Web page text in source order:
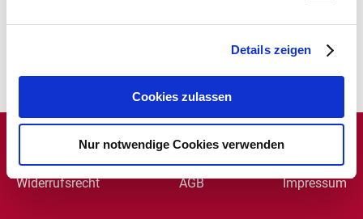
Details zeigen
Cookies zulassen
Nur notwendige Cookies verwenden
Karriere Datenschutz
Widerrufsrecht AGB Impressum